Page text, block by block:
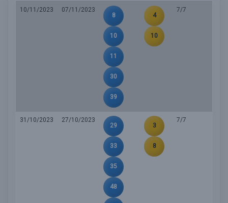
10/11/2023
07/11/2023
8
10
11
30
39
4
10
7/7
31/10/2023
27/10/2023
29
33
35
48
3
8
7/7